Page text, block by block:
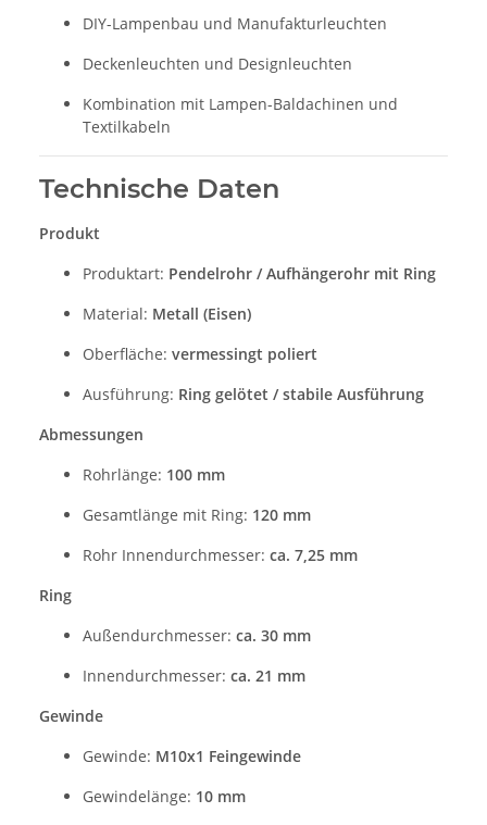
DIY-Lampenbau und Manufakturleuchten
Deckenleuchten und Designleuchten
Kombination mit Lampen-Baldachinen und
Textilkabeln
Technische Daten
Produkt
Produktart: Pendelrohr / Aufhängerohr mit Ring
Material: Metall (Eisen)
Oberfläche: vermessingt poliert
Ausführung: Ring gelötet / stabile Ausführung
Abmessungen
Rohrlänge: 100 mm
Gesamtlänge mit Ring: 120 mm
Rohr Innendurchmesser: ca. 7,25 mm
Ring
Außendurchmesser: ca. 30 mm
Innendurchmesser: ca. 21 mm
Gewinde
Gewinde: M10x1 Feingewinde
Gewindelänge: 10 mm